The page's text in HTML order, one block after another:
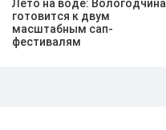
Лето на воде: Вологодчина
готовится к двум
масштабным сап-
фестивалям